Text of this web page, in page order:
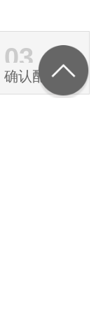
03
确认配置